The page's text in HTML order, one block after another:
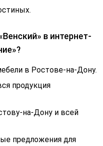
в интернет-
в Ростове-на-Дону.
продукция
на-Дону и всей
предложения для